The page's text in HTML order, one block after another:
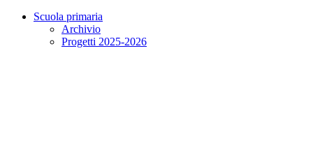
Scuola primaria
Archivio
Progetti 2025-2026